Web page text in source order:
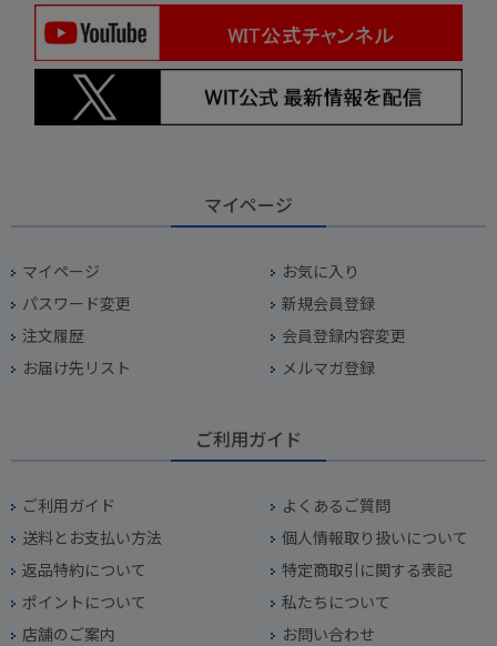
マイページ
マイページ
お気に入り
パスワード変更
新規会員登録
注文履歴
会員登録内容変更
お届け先リスト
メルマガ登録
ご利用ガイド
ご利用ガイド
よくあるご質問
送料とお支払い方法
個人情報取り扱いについて
返品特約について
特定商取引に関する表記
ポイントについて
私たちについて
店舗のご案内
お問い合わせ